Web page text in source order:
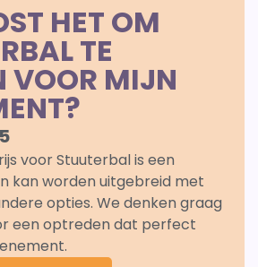
HET OM
TE
VOOR MIJN
voor Stuuterbal is een
kan worden uitgebreid met
opties. We denken graag
een optreden dat perfect